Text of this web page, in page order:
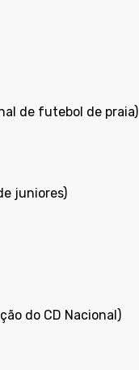
de futebol de praia)
juniores)
do CD Nacional)